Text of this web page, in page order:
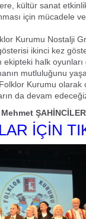
kültür sanat
için mücadele
Kurumu Nostalji
ikinci kez
ekipteki halk oyunları
mutluluğunu
Kurumu olarak
da devam
İÇİN